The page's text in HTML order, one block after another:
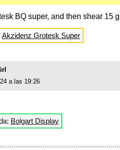
BQ super, and then shear 15
Akzidenz Grotesk Super
a las 19:26
Bolgart Display